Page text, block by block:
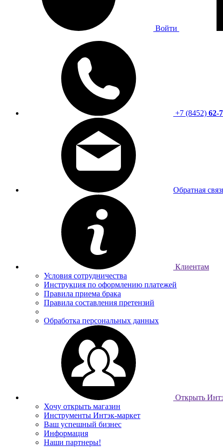
Войти
+7 (8452) 62-
Обратная
Клиентам
Условия сотрудничества
Инструкция по оформлению платежей
Правила приема брака
Правила составления претензий
Обработка персональных данных
Открыть
Хочу открыть магазин
Инструменты Интэк-маркет
Ваш успешный бизнес
Информация
Наши партнеры!